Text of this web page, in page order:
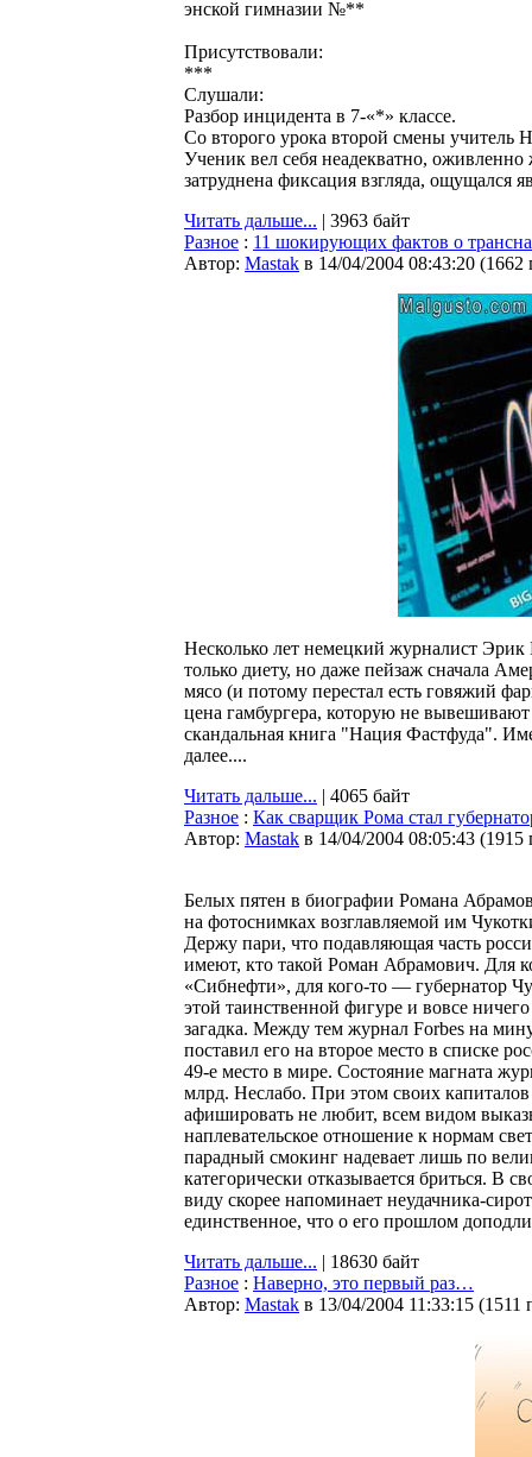
энской гимназии №**
Присутствовали:
***
Слушали:
Разбор инцидента в 7-«*» классе.
Со второго урока второй смены учитель
Ученик вел себя неадекватно, оживленно
затруднена фиксация взгляда, ощущался
Читать дальше... | 3963 байт
Разное : 11 шокирующих фактов о
Автор: Мastak в 14/04/2004 08:43:20 (1662
Несколько лет немецкий журналист Эрик
только диету, но даже пейзаж сначала
мясо (и потому перестал есть говяжий
цена гамбургера, которую не
скандальная книга "Нация Фастфуда".
далее....
Читать дальше... | 4065 байт
Разное : Как сварщик Рома стал
Автор: Мastak в 14/04/2004 08:05:43 (1915
Белых пятен в биографии Романа
на фотоснимках возглавляемой им
Держу пари, что подавляющая часть
имеют, кто такой Роман Абрамович. Для
«Сибнефти», для кого-то — губернатор
этой таинственной фигуре и вовсе
загадка. Между тем журнал Forbes на
поставил его на второе место в списке
49-е место в мире. Состояние магната
млрд. Неслабо. При этом своих
афишировать не любит, всем видом
наплевательское отношение к нормам
парадный смокинг надевает лишь по
категорически отказывается бриться.
виду скорее напоминает неудачника-
единственное, что о его прошлом
Читать дальше... | 18630 байт
Разное : Наверно, это первый раз…
Автор: Мastak в 13/04/2004 11:33:15 (1511